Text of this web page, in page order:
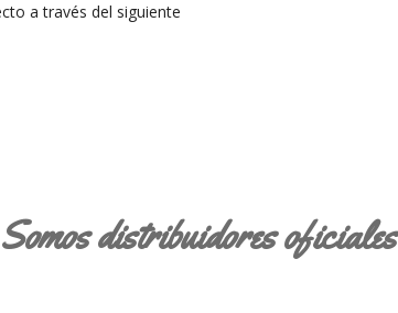
a través del siguiente
Somos distribuidores oficiales